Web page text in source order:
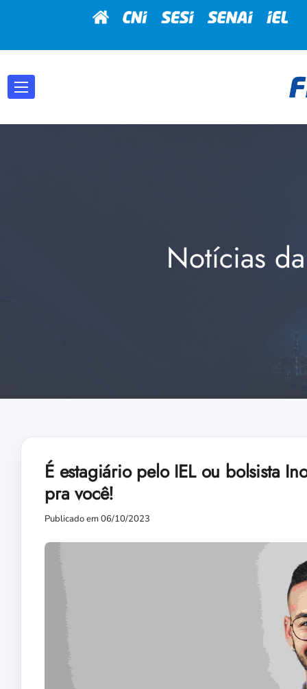
Notícias
É estagiário pelo IEL ou bolsista
pra você!
Publicado em 06/10/2023